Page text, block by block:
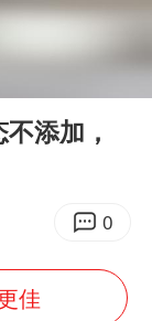
穿浙江
收150元
36岁男演员成景区NPC后人气爆棚
添加，
0
佳